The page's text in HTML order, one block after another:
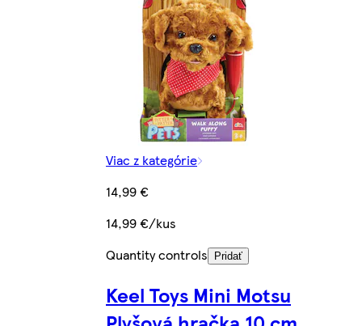
Viac z kategórie
14,99 €
14,99 €/kus
Quantity controls
Pridať
Keel Toys Mini Motsu